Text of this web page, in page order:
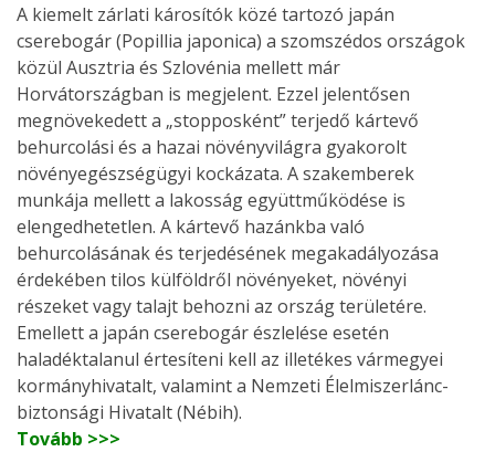
A kiemelt zárlati károsítók közé tartozó japán
cserebogár (Popillia japonica) a szomszédos országok
közül Ausztria és Szlovénia mellett már
Horvátországban is megjelent. Ezzel jelentősen
megnövekedett a „stopposként” terjedő kártevő
behurcolási és a hazai növényvilágra gyakorolt
növényegészségügyi kockázata. A szakemberek
munkája mellett a lakosság együttműködése is
elengedhetetlen. A kártevő hazánkba való
behurcolásának és terjedésének megakadályozása
érdekében tilos külföldről növényeket, növényi
részeket vagy talajt behozni az ország területére.
Emellett a japán cserebogár észlelése esetén
haladéktalanul értesíteni kell az illetékes vármegyei
kormányhivatalt, valamint a Nemzeti Élelmiszerlánc-
biztonsági Hivatalt (Nébih).
Tovább >>>